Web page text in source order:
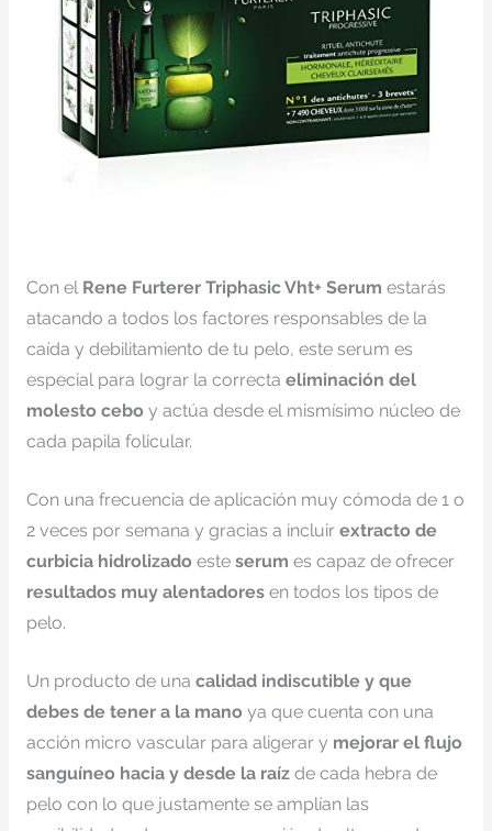
Con el Rene Furterer Triphasic Vht+ Serum estarás
atacando a todos los factores responsables de la
caída y debilitamiento de tu pelo, este serum es
especial para lograr la correcta eliminación del
molesto ceboy actúa desde el mismísimo núcleo de
cada papila folicular.
Con una frecuencia de aplicación muy cómoda de 1 o
2 veces por semana y gracias a incluir extracto de
curbicia hidrolizadoeste serum es capaz de ofrecer
resultados muy alentadoresen todos los tipos de
pelo.
Un producto de una calidad indiscutible y que
debes de tener a la manoya que cuenta con una
acción micro vascular para aligerar y mejorar el flujo
sanguíneo hacia y desde la raízde cada hebra de
pelo con lo que justamente se amplían las